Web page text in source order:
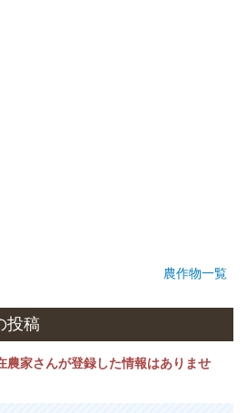
農作物一覧
投稿
農家さんが登録した情報はありませ